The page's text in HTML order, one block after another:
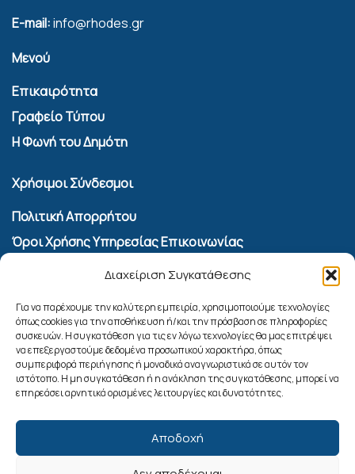
Διαχείριση Συγκατάθεσης
Για να παρέχουμε την καλύτερη εμπειρία, χρησιμοποιούμε τεχνολογίες
όπως cookies για την αποθήκευση ή/και την πρόσβαση σε πληροφορίες
συσκευών. Η συγκατάθεση για τις εν λόγω τεχνολογίες θα μας επιτρέψει
να επεξεργαστούμε δεδομένα προσωπικού χαρακτήρα, όπως
συμπεριφορά περιήγησης ή μοναδικά αναγνωριστικά σε αυτόν τον
ιστότοπο. Η μη συγκατάθεση ή η ανάκληση της συγκατάθεσης, μπορεί να
επηρεάσει αρνητικά ορισμένες λειτουργίες και δυνατότητες.
Αποδοχή
E-mail:info@rhodes.gr
Μενού
Επικαιρότητα
Γραφείο Τύπου
Η Φωνή του Δημότη
Χρήσιμοι Σύνδεσμοι
Πολιτική Απορρήτου
Όροι Χρήσης Υπηρεσίας Επικοινωνίας
Πολιτική Cookies (ΕΕ)
Αναζήτηση